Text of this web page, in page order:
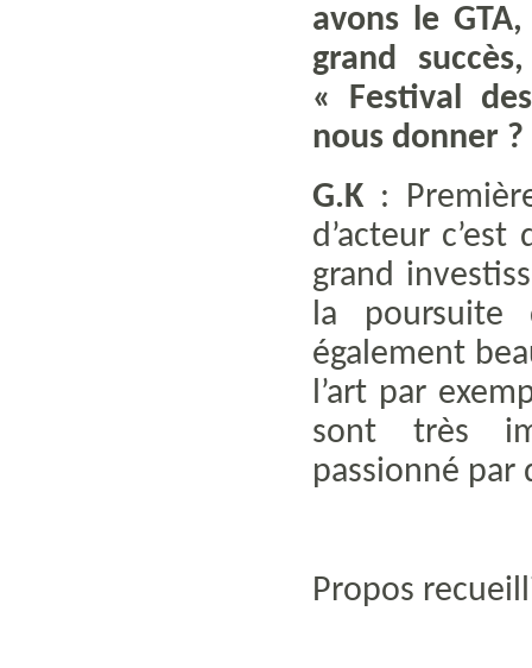
avons le
grand
« Festival
nous donner ?
G.K :
d’acteur
grand
la poursuite
également
l’art par
sont très
passionné par
Propos